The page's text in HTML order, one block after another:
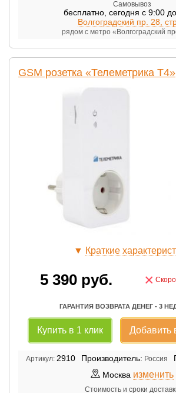
Самовывоз
бесплатно сегодня с 9:00
Волгоградский пр. 28,
рядом с метро «Волгоградский
GSM розетка «Телеметрика Т4»
▼ Краткие
5 390 руб. ×
ГАРАНТИЯ ВОЗВРАТА ДЕНЕГ - 3
Купить в 1 клик Добавить
Артикул: 2910 Производитель: Россия
Москва изменить
Стоимость и сроки